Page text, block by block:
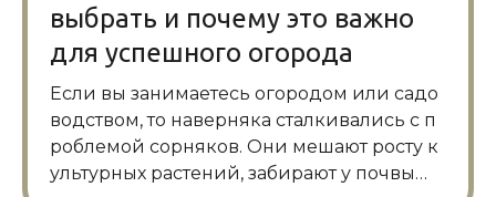
выбрать и почему это важно
для успешного огорода
Если вы занимаетесь огородом или садо
водством, то наверняка сталкивались с п
роблемой сорняков. Они мешают росту к
ультурных растений, забирают у почвы…